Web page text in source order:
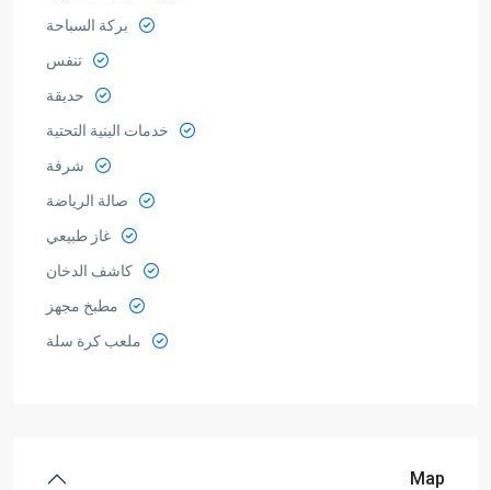
بركة السباحة
تنفس
حديقة
خدمات البنية التحتية
شرفة
صالة الرياضة
غاز طبيعي
كاشف الدخان
مطبخ مجهز
ملعب كرة سلة
Map